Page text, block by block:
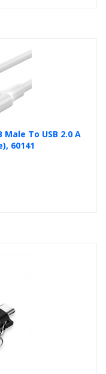
Male To USB 2.0 A
60141